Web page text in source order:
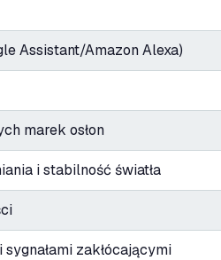
Assistant/Amazon Alexa)
marek osłon
i stabilność światła
zakłócającymi